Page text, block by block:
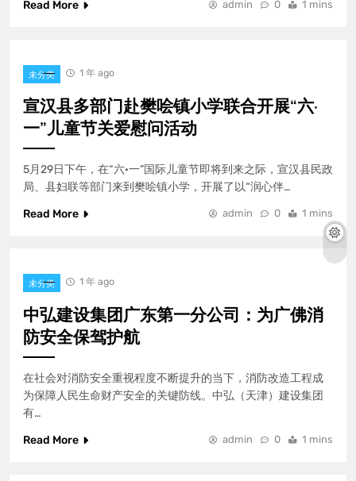
Read More admin 0 1 mins
未分类 1 年 ago
宣汉县多部门赴樊哙镇小学联合开展“六·
一”儿童节关爱慰问活动
5月29日下午，在“六·一”国际儿童节即将到来之际，宣汉县民政
局、县妇联等部门来到樊哙镇小学，开展了以“润心伴…
Read More
admin 0 1 mins
未分类 1 年 ago
中弘建设集团广东第一分公司：为广佛消
防安全保驾护航
在社会对消防安全重视程度不断提升的当下，消防改造工程成
为保障人民生命财产安全的关键防线。中弘（天津）建设集团
有…
Read More
admin 0 1 mins